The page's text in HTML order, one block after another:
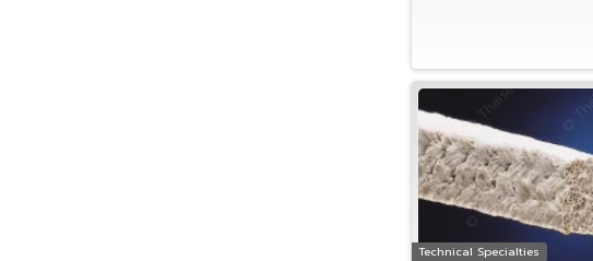
Technical Specialties